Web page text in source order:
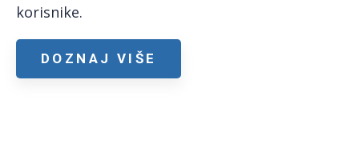
korisnike.
DOZNAJ VIŠE